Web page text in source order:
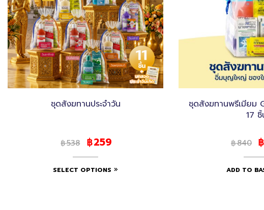
ชุดสังฆทานประจำวัน
฿538 ฿259
SELECT OPTIONS
ชุดสังฆทานพรีเมียม
17
฿840 ฿
ADD TO